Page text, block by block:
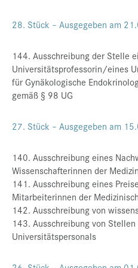
28. Stück – Ausgegeben am
144. Ausschreibung der Stelle
Universitätsprofessorin/eines
für Gynäkologische
gemäß § 98 UG
27. Stück – Ausgegeben am
140. Ausschreibung eines
Wissenschafterinnen der
141. Ausschreibung eines
Mitarbeiterinnen der
142. Ausschreibung von
143. Ausschreibung von
Universitätspersonals